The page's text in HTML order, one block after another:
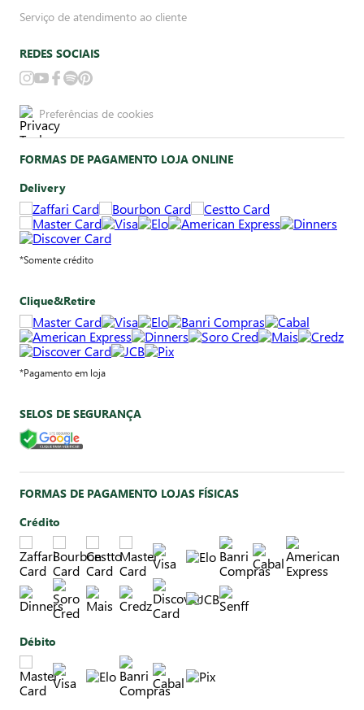
Serviço de atendimento ao cliente
REDES SOCIAIS
Preferências de cookies
FORMAS DE PAGAMENTO LOJA ONLINE
Delivery
*Somente crédito
Clique&Retire
*Pagamento em loja
SELOS DE SEGURANÇA
FORMAS DE PAGAMENTO LOJAS FÍSICAS
Crédito
Débito